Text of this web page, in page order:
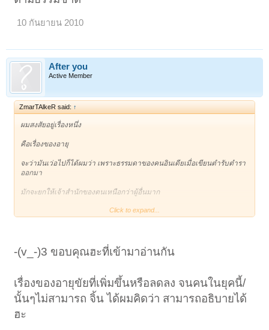
10 กันยายน 2010
After you
Active Member
ZmarTAlkeR said: ↑
ผมสงสัยอยู่เรื่องหนึ่ง
คือเรื่องของอายุ
จะว่ามันเว่อไปก็ได้ผมว่า เพราะธรรมดาของคนอินเดียเมื่อเขียนตำรับตำรา
ออกมา
มักจะยกให้เจ้าสำนักของตนเหนือกว่าผู้อื่นมาก
แม้แต่เรื่องของอายุซึ่งทำไมช่างต่างกันมาก ในระหว่างพระพุทธเจ้าทั้งห้า
แต่พอมาถึงยุค พระสมณโคดมจึงต่ำต้อยนักเหลือเพียง ไม่เกินร้อยปี
แม้ผมจะเคยได้ยินว่ามนุษย์ต่างดาวมีอายุ 800 ปี ก็ยังพอฟัง
แต่ระดับหมื่นปี ผมยังไม่อยากฝังใจเชื่อ ตามหลัก กาลามสูตร
ทั้งที่ พระสมณโคดม คิดว่า คนจะมองเห็นความไม่เที่ยงก็เมื่อคนมีอายุไม่
Click to expand...
-(v_-)3 ขอบคุณฮะที่เข้ามาอ่านกัน
เรื่องของอายุขัยที่เพิ่มขึ้นหรือลดลง จนคนในยุคนี้/
นั้นๆไม่สามารถ จิ้น ได้ผมคิดว่า สามารถอธิบายได้
ฮะ